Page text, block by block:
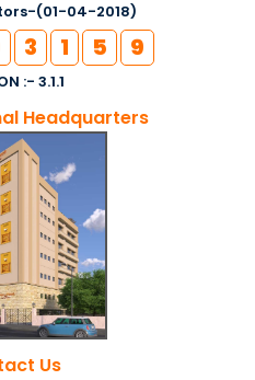
(01-04-2018)
3 1 5 9
:- 3.1.1
Headquarters
Us